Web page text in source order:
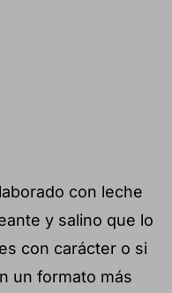
con leche
y salino que lo
con carácter o si
un formato más